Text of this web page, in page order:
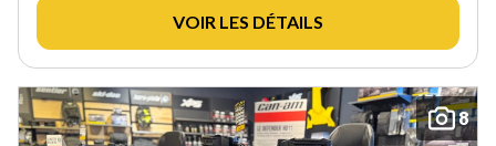
VOIR LES DÉTAILS
8